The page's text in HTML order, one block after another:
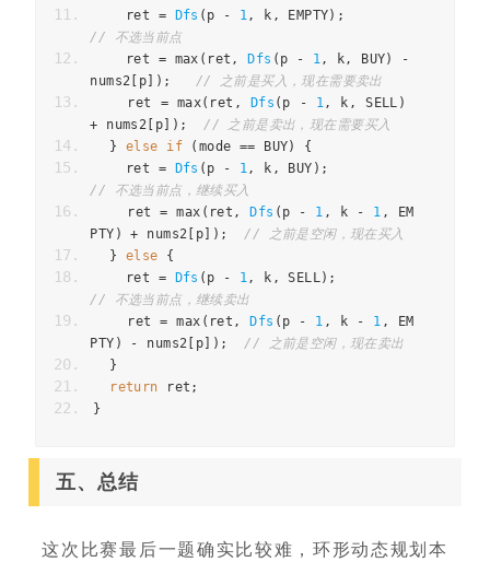
ret
= Dfs ( p - 1, k , EMPTY);
// 不选当前点
ret
= max ( ret , Dfs ( p - 1, k, BUY)
-
nums2
p ]);
// 之前是买入，现在需要卖出
ret
= max( ret , Dfs ( p - 1, k , SELL )
+
nums2 p ]);
// 之前是卖出，现在需要买入
}
else if ( mode == BUY)
{
ret
= Dfs ( p - 1, k , BUY );
// 不选当前点，继续买入
ret
= max ( ret , Dfs ( p - 1 , k - 1 ,
EM
PTY ) + nums2 p ]);
// 之前是空闲，现在买入
}
else
{
ret
= Dfs ( p - 1, k , SELL);
// 不选当前点，继续卖出
ret
= max ( ret , Dfs ( p - 1 , k - 1 ,
EM
PTY ) - nums2 p ]);
// 之前是空闲，现在卖出
}
return
ret ;
}
五、总结
这次比赛最后一题确实比较难，环形动态规划本